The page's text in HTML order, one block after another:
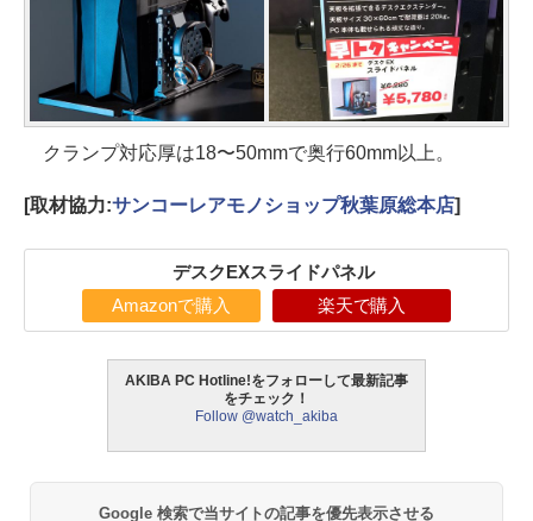
クランプ対応厚は18〜50mmで奥行60mm以上。
[取材協力:サンコーレアモノショップ秋葉原総本店]
デスクEXスライドパネル
Amazonで購入 楽天で購入
AKIBA PC Hotline!をフォローして最新記事
をチェック！
Follow @watch_akiba
Google 検索で当サイトの記事を優先表示させる